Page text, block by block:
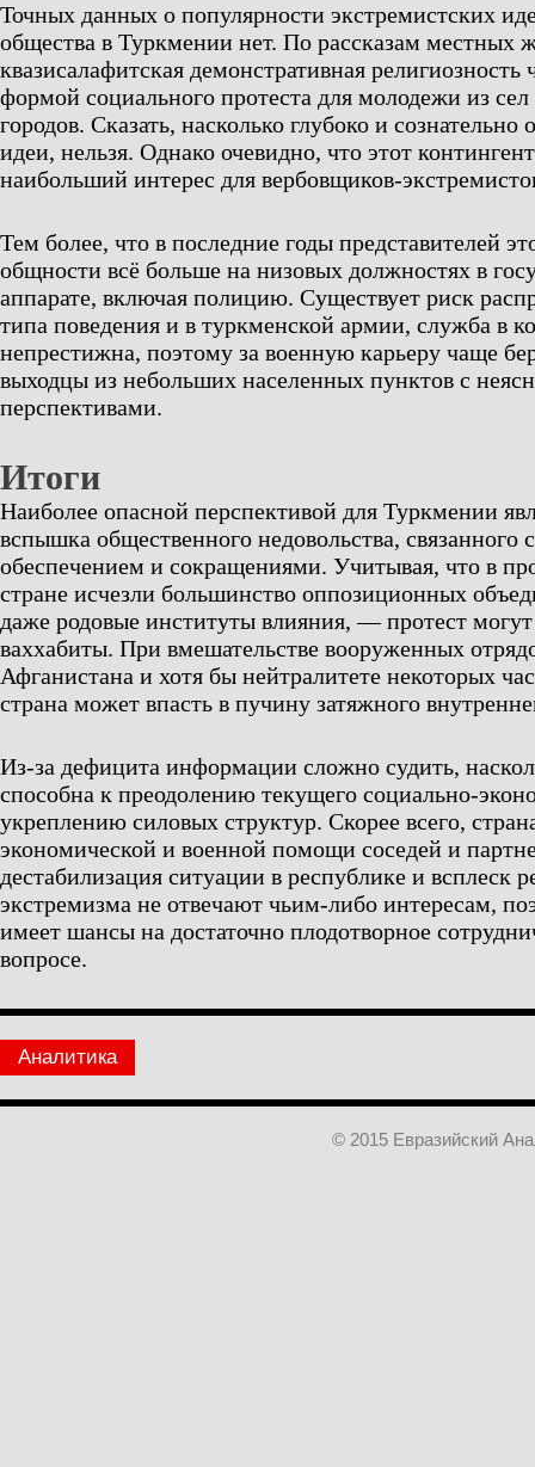
Точных данных о популярности экстремистских
общества в Туркмении нет. По рассказам местных
квазисалафитская демонстративная религиозность
формой социального протеста для молодежи из
городов. Сказать, насколько глубоко и
идеи, нельзя. Однако очевидно, что этот
наибольший интерес для вербовщиков-
Тем более, что в последние годы представителей
общности всё больше на низовых должностях в
аппарате, включая полицию. Существует риск
типа поведения и в туркменской армии, служба в
непрестижна, поэтому за военную карьеру чаще
выходцы из небольших населенных пунктов с
перспективами.
Итоги
Наиболее опасной перспективой для Туркмении
вспышка общественного недовольства, связанного
обеспечением и сокращениями. Учитывая, что в
стране исчезли большинство оппозиционных
даже родовые институты влияния, — протест могут
ваххабиты. При вмешательстве вооруженных
Афганистана и хотя бы нейтралитете некоторых
страна может впасть в пучину затяжного
Из-за дефицита информации сложно судить,
способна к преодолению текущего социально-
укреплению силовых структур. Скорее всего,
экономической и военной помощи соседей и
дестабилизация ситуации в республике и всплеск
экстремизма не отвечают чьим-либо интересам,
имеет шансы на достаточно плодотворное
вопросе.
Аналитика
© 2015 Евразийский